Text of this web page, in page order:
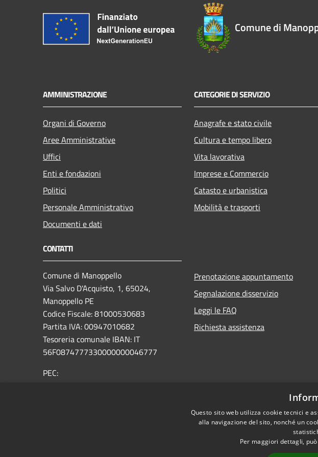
Comune di
AMMINISTRAZIONE
Organi di Governo
Aree Amministrative
Uffici
Enti e fondazioni
Politici
Personale Amministrativo
Documenti e dati
CATEGORIE DI SERVIZIO
Anagrafe e stato civile
Cultura e tempo libero
Vita lavorativa
Imprese e Commercio
Catasto e urbanistica
Mobilità e trasporti
CONTATTI
Comune di Manoppello
Via Salvo D'Acquisto, 1, 65024,
Manoppello PE
Codice Fiscale: 81000530683
Partita IVA: 00947010682
Tesoreria comunale IBAN: IT
56F0874777330000000046777
PEC:
Prenotazione appuntamento
Segnalazione disservizio
Leggi le FAQ
Richiesta assistenza
Questo sito web utilizza cookie tecnici e
alla navigazione del sito, nonché un
Per maggiori dettagli,